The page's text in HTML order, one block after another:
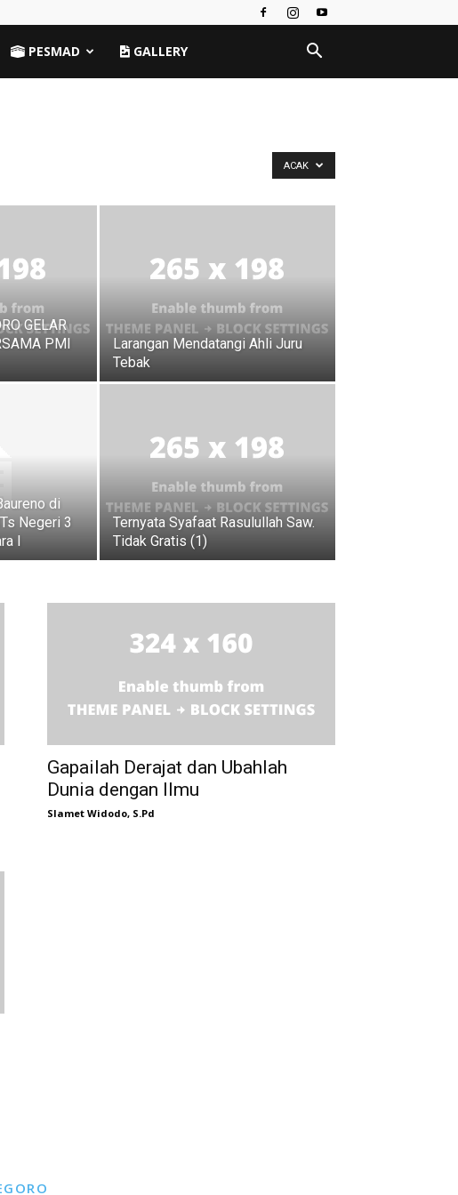
PESMAD GALLERY
ACAK
GELAR
PMI
Larangan Mendatangi Ahli Juru
Tebak
di
Negeri 3
I
Ternyata Syafaat Rasulullah Saw.
Tidak Gratis (1)
Gapailah Derajat dan Ubahlah
Dunia dengan Ilmu
Slamet Widodo, S.Pd